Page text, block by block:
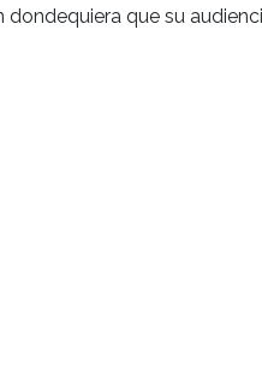
dondequiera que su